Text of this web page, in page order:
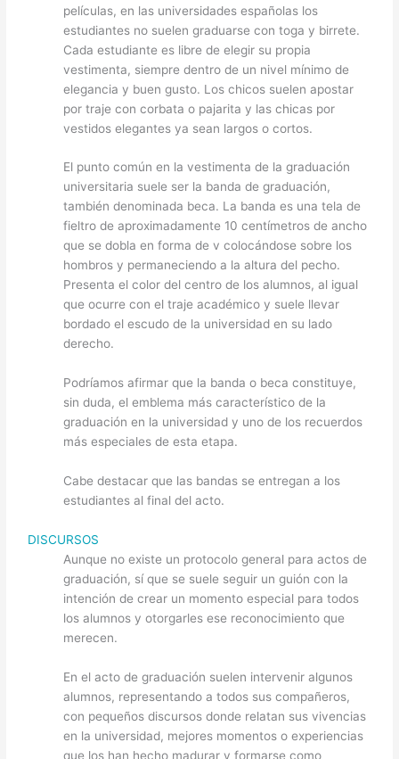
películas, en las universidades españolas los
estudiantes no suelen graduarse con toga y birrete.
Cada estudiante es libre de elegir su propia
vestimenta, siempre dentro de un nivel mínimo de
elegancia y buen gusto. Los chicos suelen apostar
por traje con corbata o pajarita y las chicas por
vestidos elegantes ya sean largos o cortos.
El punto común en la vestimenta de la graduación
universitaria suele ser la banda de graduación,
también denominada beca. La banda es una tela de
fieltro de aproximadamente 10 centímetros de ancho
que se dobla en forma de v colocándose sobre los
hombros y permaneciendo a la altura del pecho.
Presenta el color del centro de los alumnos, al igual
que ocurre con el traje académico y suele llevar
bordado el escudo de la universidad en su lado
derecho.
Podríamos afirmar que la banda o beca constituye,
sin duda, el emblema más característico de la
graduación en la universidad y uno de los recuerdos
más especiales de esta etapa.
Cabe destacar que las bandas se entregan a los
estudiantes al final del acto.
DISCURSOS
Aunque no existe un protocolo general para actos de
graduación, sí que se suele seguir un guión con la
intención de crear un momento especial para todos
los alumnos y otorgarles ese reconocimiento que
merecen.
En el acto de graduación suelen intervenir algunos
alumnos, representando a todos sus compañeros,
con pequeños discursos donde relatan sus vivencias
en la universidad, mejores momentos o experiencias
que los han hecho madurar y formarse como